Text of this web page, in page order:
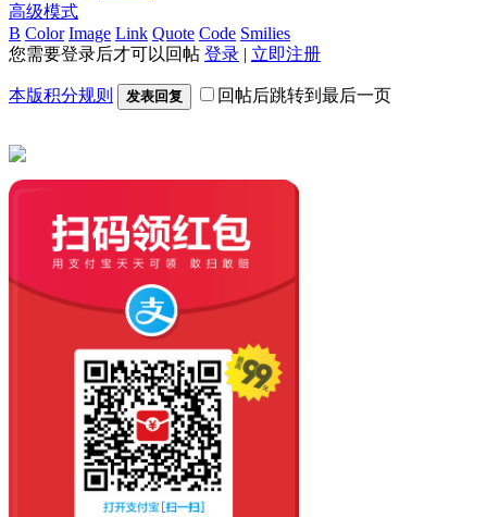
高级模式
B Color Image Link Quote Code Smilies
您需要登录后才可以回帖 登录 | 立即注册
本版积分规则 发表回复 回帖后跳转到最后一页